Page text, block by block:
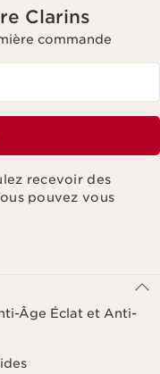
Clarins
commande
recevoir des
pouvez vous
Âge Éclat et Anti-